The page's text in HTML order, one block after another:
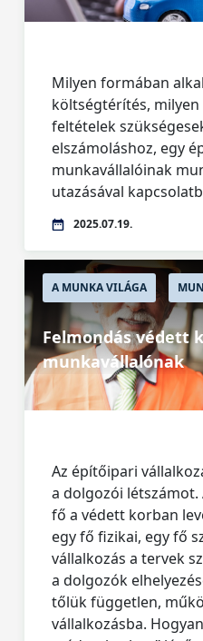
Milyen formában
költségtérítés,
feltételek
elszámoláshoz, egy
munkavállalóinak
utazásával
2025.07.19.
A MUNKA VILÁGA
Felmondás védett
munkavállalónak
Az építőipari
a dolgozói
fő a védett korban
egy fő fizikai, egy fő
vállalkozás a tervek
a dolgozók
tőlük független,
vállalkozásba.